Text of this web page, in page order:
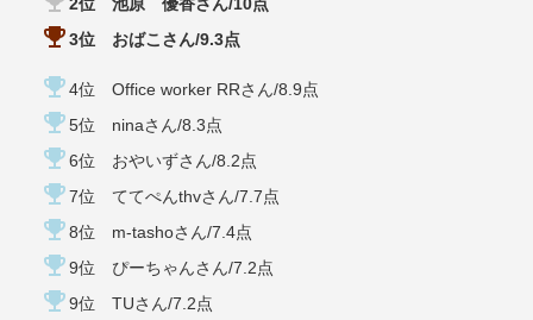
emoji_events3位 おばこさん/9.3点
emoji_events4位 Office worker RRさん/8.9点
emoji_events5位 ninaさん/8.3点
emoji_events6位 おやいずさん/8.2点
emoji_events7位 ててぺんthvさん/7.7点
emoji_events8位 m-tashoさん/7.4点
emoji_events9位 ぴーちゃんさん/7.2点
emoji_events9位 TUさん/7.2点